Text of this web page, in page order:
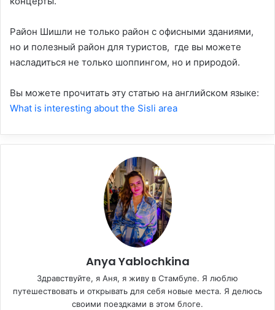
Район Шишли не только район с офисными зданиями,
но и полезный район для туристов, где вы можете
насладиться не только шоппингом, но и природой.
Вы можете прочитать эту статью на английском языке:
What is interesting about the Sisli area
Anya Yablochkina
Здравствуйте, я Аня, я живу в Стамбуле. Я люблю
путешествовать и открывать для себя новые места. Я делюсь
своими поездками в этом блоге.